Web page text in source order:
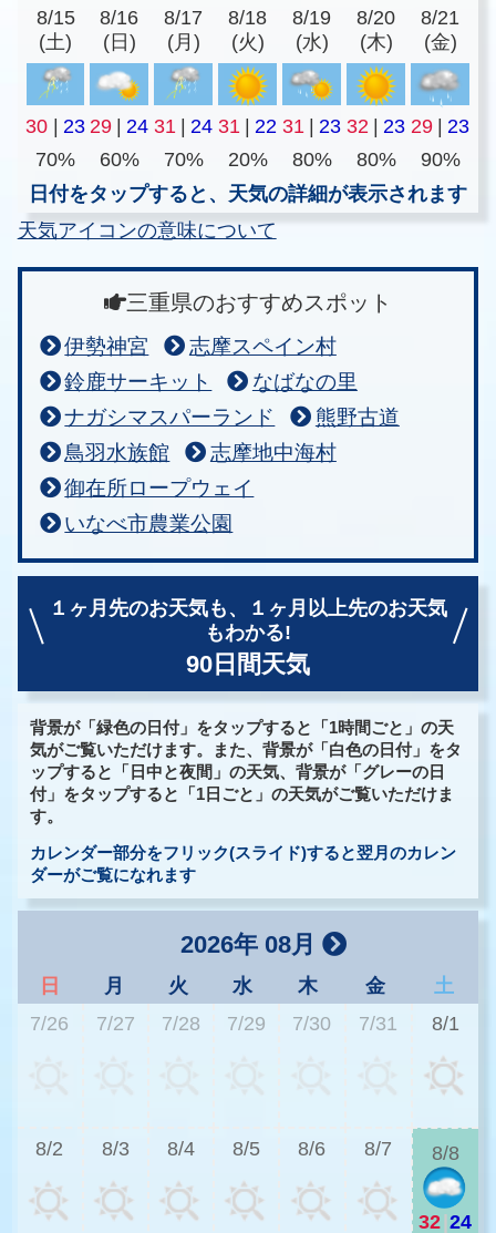
8/15
(土)
8/16
(日)
8/17
(月)
8/18
(火)
8/19
(水)
8/20
(木)
8/21
(金)
30 23 29 24 31 24 31 22 31 23 32 23 29
23
70%
60% 70% 20% 80% 80%
90%
日付をタップすると、天気の詳細が表示されます
天気アイコンの意味について
三重県のおすすめスポット
伊勢神宮
志摩スペイン村
鈴鹿サーキット
なばなの里
ナガシマスパーランド
熊野古道
鳥羽水族館
志摩地中海村
御在所ロープウェイ
いなべ市農業公園
１ヶ月先のお天気も、
１ヶ月以上先のお天気
もわかる!
90日間天気
背景が「緑色の日付」をタップすると「1時間ごと」の天
気がご覧いただけます。また、背景が「白色の日付」をタ
ップすると「日中と夜間」の天気、背景が「グレーの日
付」をタップすると「1日ごと」の天気がご覧いただけま
す。
カレンダー部分をフリック(スライド)すると翌月のカレン
ダーがご覧になれます
2026年 08月
日 月 火 水 木 金
土
7/26
7/27 7/28 7/29 7/30 7/31 8/1
8/2 8/3 8/4 8/5 8/6 8/7 8/8
32 24